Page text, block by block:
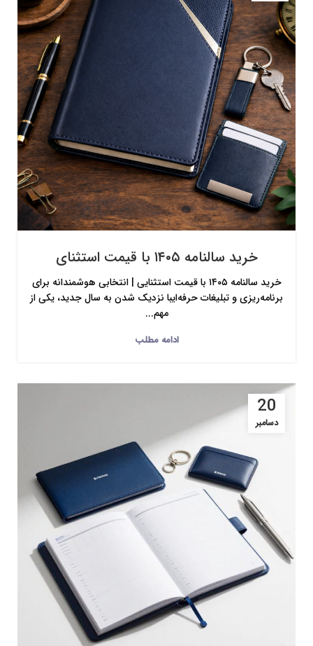
خرید سالنامه ۱۴۰۵ با قیمت استثنای
خرید سالنامه ۱۴۰۵ با قیمت استثنایی | انتخابی هوشمندانه برای
برنامه‌ریزی و تبلیغات حرفه‌ایبا نزدیک شدن به سال جدید، یکی از
مهم...
ادامه مطلب
20
دسامبر